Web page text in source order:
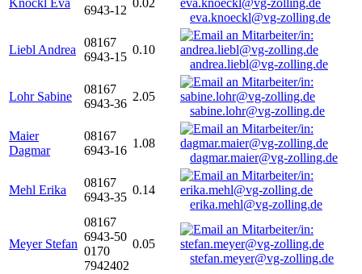
Knöckl Eva
6943-12
0.02
eva.knoeckl@vg-zolling.de
Liebl Andrea
08167
6943-15
0.10
andrea.liebl@vg-zolling.de
Lohr Sabine
08167
6943-36
2.05
sabine.lohr@vg-zolling.de
Maier
Dagmar
08167
6943-16
1.08
dagmar.maier@vg-zolling.de
Mehl Erika
08167
6943-35
0.14
erika.mehl@vg-zolling.de
Meyer Stefan
08167
6943-50
0170
7942402
0.05
stefan.meyer@vg-zolling.de